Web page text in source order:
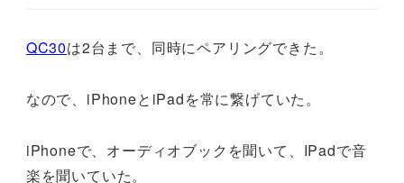
QC30は2台まで、同時にペアリングできた。
なので、iPhoneとiPadを常に繋げていた。
iPhoneで、オーディオブックを聞いて、IPadで音
楽を聞いていた。